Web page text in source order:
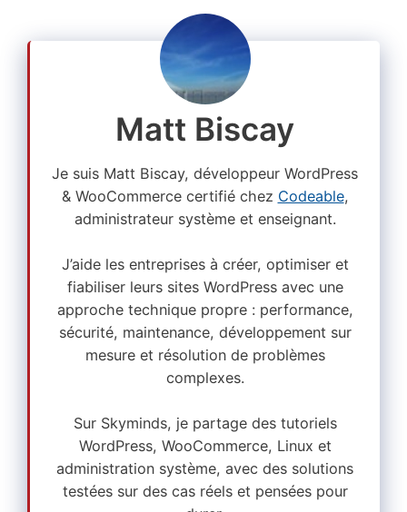
Matt Biscay
Je suis Matt Biscay, développeur WordPress
& WooCommerce certifié chez Codeable,
administrateur système et enseignant.
J’aide les entreprises à créer, optimiser et
fiabiliser leurs sites WordPress avec une
approche technique propre : performance,
sécurité, maintenance, développement sur
mesure et résolution de problèmes
complexes.
Sur Skyminds, je partage des tutoriels
WordPress, WooCommerce, Linux et
administration système, avec des solutions
testées sur des cas réels et pensées pour